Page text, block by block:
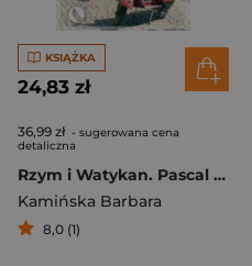
KSIĄŻKA
24,83 zł
36,99 zł - sugerowana cena
detaliczna
Rzym i Watykan. Pascal Lajt
Kamińska Barbara
8,0 (1)